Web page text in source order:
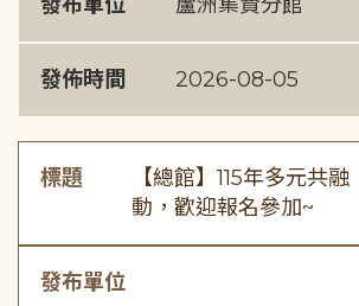
發佈時間 2026-08-05
標題
【總館】115年多元共
動，歡迎報名參加~
發布單位